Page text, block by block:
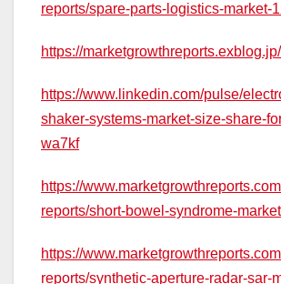
reports/spare-parts-logistics-market-
https://
https://www.linkedin.com/pulse/
shaker-systems-market-size-share-
wa7kf
https://
reports/short-bowel-syndrome-
https://
reports/synthetic-aperture-radar-sar-